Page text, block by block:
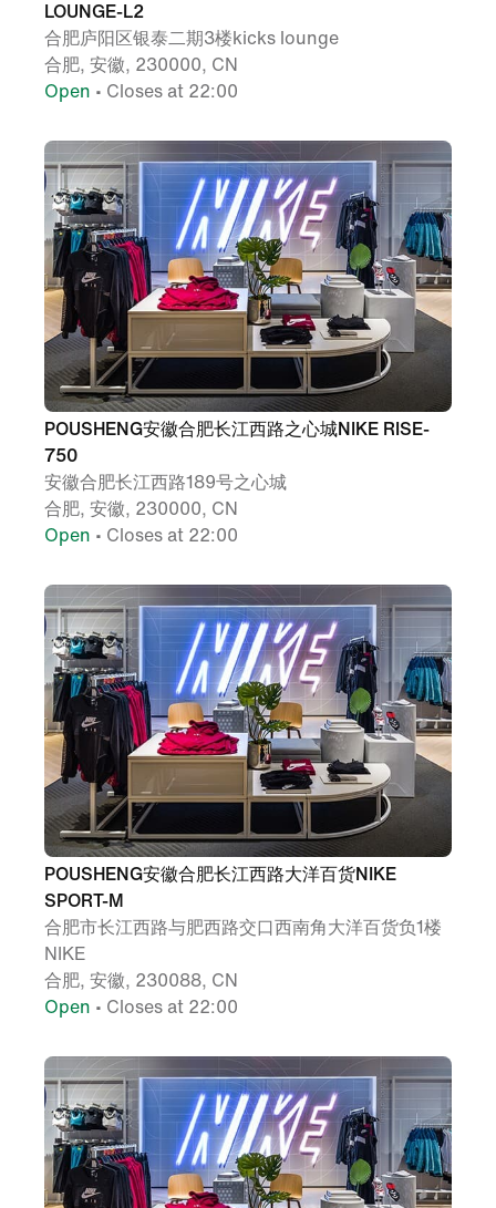
LOUNGE-L2
合肥庐阳区银泰二期3楼kicks lounge
合肥, 安徽, 230000, CN
Open • Closes at 22:00
POUSHENG安徽合肥长江西路之心城NIKE RISE-
750
安徽合肥长江西路189号之心城
合肥, 安徽, 230000, CN
Open • Closes at 22:00
POUSHENG安徽合肥长江西路大洋百货NIKE
SPORT-M
合肥市长江西路与肥西路交口西南角大洋百货负1楼
NIKE
合肥, 安徽, 230088, CN
Open • Closes at 22:00